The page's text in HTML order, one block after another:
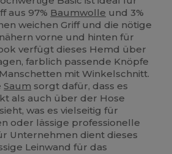
aus 97% Baumwolle und 3%
weichen Griff und die nötige
vorne und hinten für
verfügt dieses Hemd über
farblich passende Knöpfe
mit Winkelschnitt.
Saum sorgt dafür, dass es
als auch über der Hose
was es vielseitig für
oder lässige professionelle
Unternehmen dient dieses
Leinwand für das